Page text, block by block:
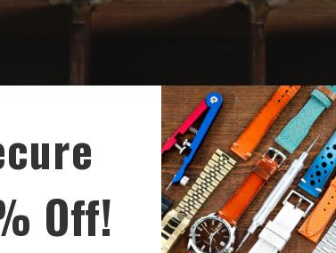
sull'Omega Seamaster Chronograph 44mm, 21mm
Nylon Woven Grigio Militare su Orient Bambino V5
bracciali su misura. Un'altra opzione che
un cinturino per orologio 1mm più largo (non
così difficile trovare braccialetti adattati per modelli
Off!